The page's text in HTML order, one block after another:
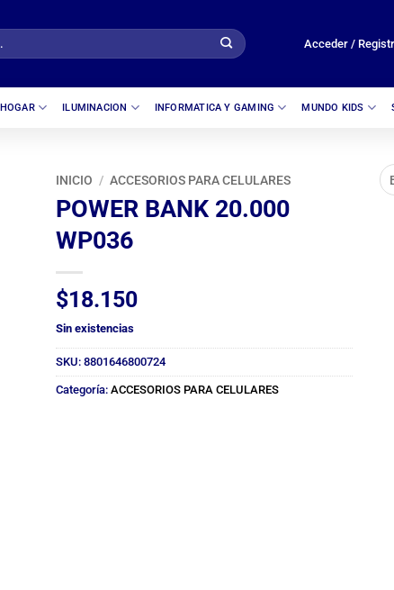
Acceder /
HOGAR ILUMINACION INFORMATICA Y GAMING MUNDO KIDS
INICIO / ACCESORIOS PARA CELULARES
POWER BANK 20.000
WP036
$18.150
Sin existencias
SKU: 8801646800724
Categoría: ACCESORIOS PARA CELULARES